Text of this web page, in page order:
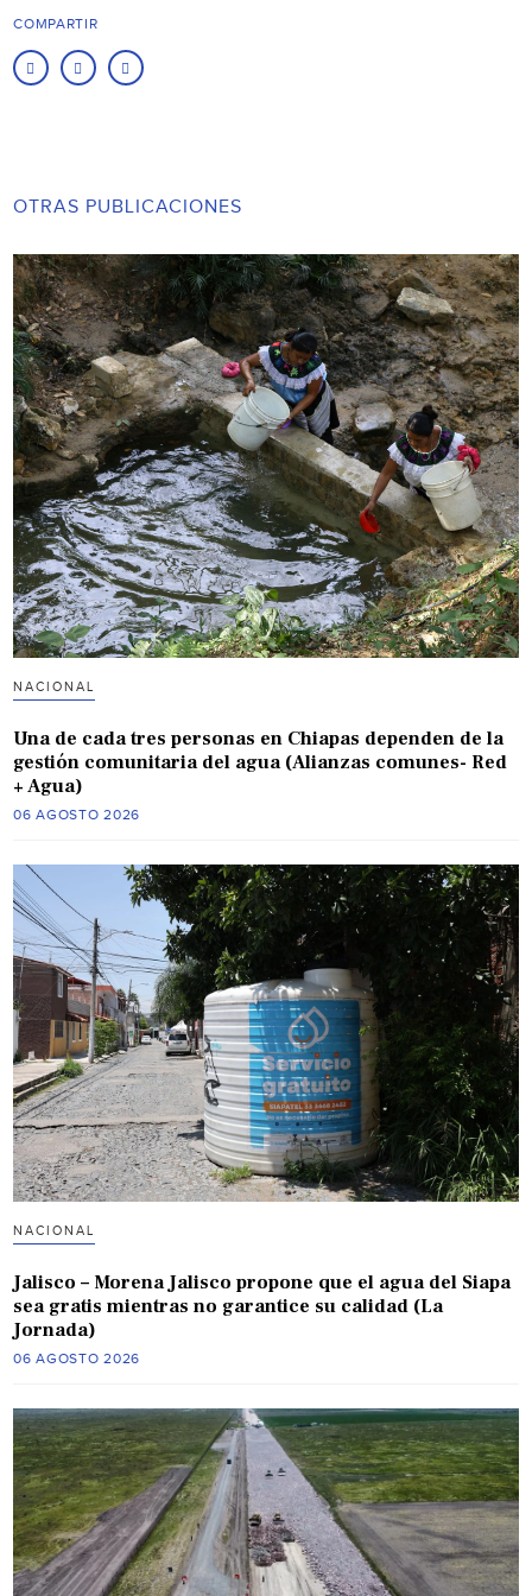
COMPARTIR
OTRAS PUBLICACIONES
NACIONAL
Una de cada tres personas en Chiapas dependen de la
gestión comunitaria del agua (Alianzas comunes- Red
+ Agua)
06 AGOSTO 2026
NACIONAL
Jalisco – Morena Jalisco propone que el agua del Siapa
sea gratis mientras no garantice su calidad (La
Jornada)
06 AGOSTO 2026